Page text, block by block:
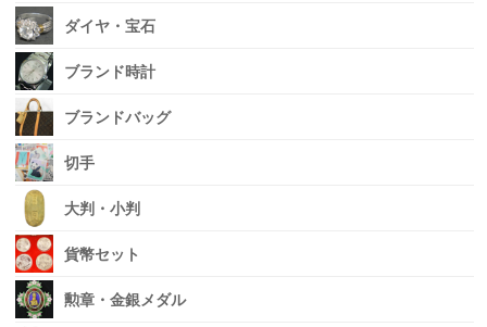
ダイヤ・宝石
ブランド時計
ブランドバッグ
切手
大判・小判
貨幣セット
勲章・金銀メダル